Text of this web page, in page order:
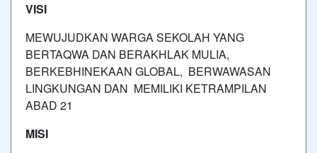
VISI
MEWUJUDKAN WARGA SEKOLAH YANG
BERTAQWA DAN BERAKHLAK MULIA,
BERKEBHINEKAAN GLOBAL, BERWAWASAN
LINGKUNGAN DAN MEMILIKI KETRAMPILAN
ABAD 21
MISI